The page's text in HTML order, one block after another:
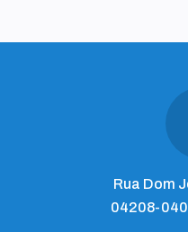
Rua Dom
04208-040